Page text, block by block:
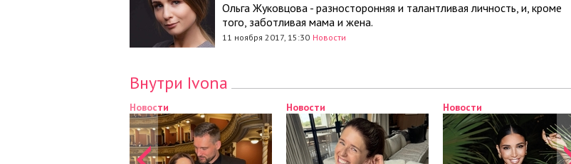
Ольга Жуковцова - разносторонняя и талантливая личность, и, кроме
того, заботливая мама и жена.
11 ноября 2017, 15:30 Новости
Внутри Ivona
Новости Новости Новости